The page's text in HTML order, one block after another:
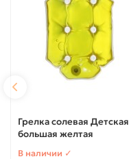
Грелка солевая Детская
большая желтая
В наличии ✓